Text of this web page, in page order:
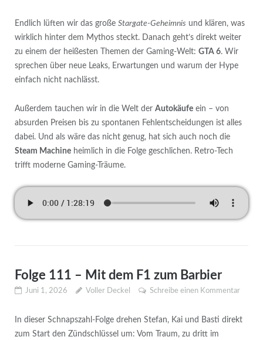
Endlich lüften wir das große Stargate‑Geheimnis und klären, was
wirklich hinter dem Mythos steckt. Danach geht’s direkt weiter
zu einem der heißesten Themen der Gaming‑Welt: GTA 6. Wir
sprechen über neue Leaks, Erwartungen und warum der Hype
einfach nicht nachlässt.
Außerdem tauchen wir in die Welt der Autokäufeein – von
absurden Preisen bis zu spontanen Fehlentscheidungen ist alles
dabei. Und als wäre das nicht genug, hat sich auch noch die
Steam Machineheimlich in die Folge geschlichen. Retro‑Tech
trifft moderne Gaming‑Träume.
Folge 111 – Mit dem F1 zum Barbier
Juni 1, 2026 Voller Deckel Schreibe einen Kommentar
In dieser Schnapszahl‑Folge drehen Stefan, Kai und Basti direkt
zum Start den Zündschlüssel um: Vom Traum, zu dritt im